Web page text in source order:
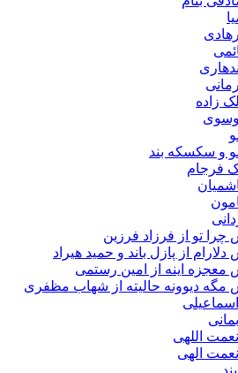
بند
فرزاد فرزین
پازل باند و حمید هیراد
از امین رستمی
حالیته از شهاب مظفری